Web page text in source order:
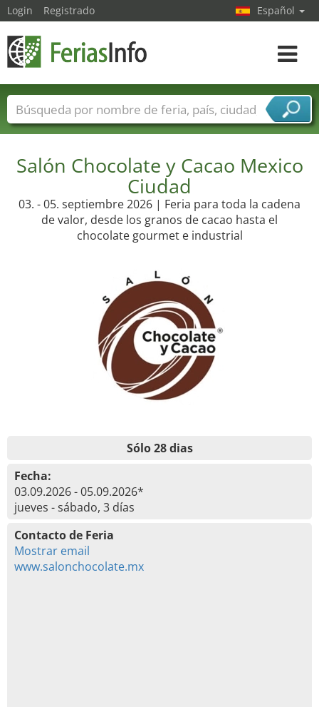
Salón Chocolate y Cacao Mexico
Ciudad
03. - 05. septiembre 2026 | Feria para toda la cadena
de valor, desde los granos de cacao hasta el
chocolate gourmet e industrial
Sólo 28 dias
Fecha:
03.09.2026 - 05.09.2026*
jueves - sábado, 3 días
Contacto de Feria
Mostrar email
www.salonchocolate.mx
Login Registrado Español
toggle
Nombres de ferias Países
Ciudades
Sectores de proveedor de servicios